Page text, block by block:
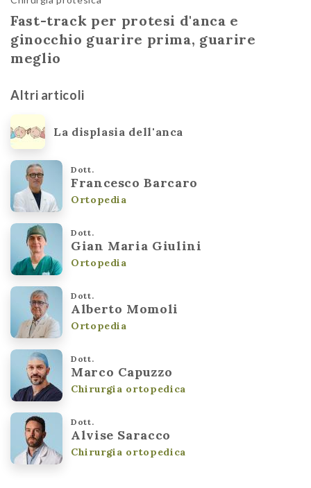
Fast-track per protesi d'anca e
ginocchio guarire prima, guarire
meglio
Altri articoli
La displasia dell'anca
Dott.
Francesco Barcaro
Ortopedia
Dott.
Gian Maria Giulini
Ortopedia
Dott.
Alberto Momoli
Ortopedia
Dott.
Marco Capuzzo
Chirurgia ortopedica
Dott.
Alvise Saracco
Chirurgia ortopedica